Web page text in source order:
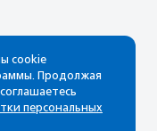
cookie
Продолжая
персональных